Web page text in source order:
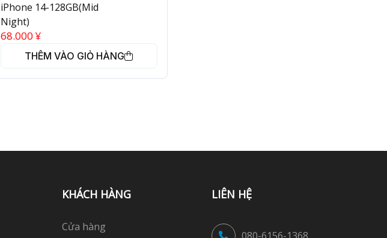
iPhone 14-128GB(Mid
Night)
68.000 ¥
THÊM VÀO GIỎ HÀNG
KHÁCH HÀNG
Cửa hàng
LIÊN HỆ